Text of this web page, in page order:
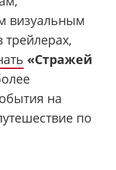
визуальным
«Стражей
на
по